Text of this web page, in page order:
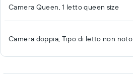
Camera Queen, 1 letto queen size
Camera doppia, Tipo di letto non noto